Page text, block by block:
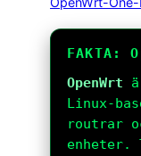
FAKTA:
OpenWrt
Linux-
routrar
enheter.